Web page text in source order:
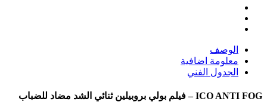
الوصف
معلومة اضافية
الجدول الفني
ICO ANTI FOG – فيلم بولي بروبيلين ثنائي الشد مضاد للضباب